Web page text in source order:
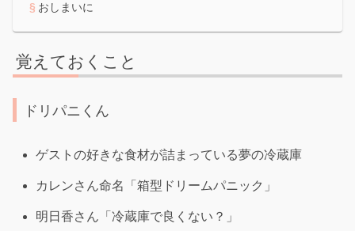
おしまいに
覚えておくこと
ドリパニくん
ゲストの好きな食材が詰まっている夢の冷蔵庫
カレンさん命名「箱型ドリームパニック」
明日香さん「冷蔵庫で良くない？」